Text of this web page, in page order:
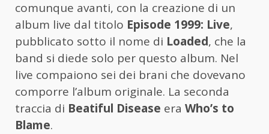
comunque avanti, con la creazione di un
album live dal titolo Episode 1999: Live,
pubblicato sotto il nome di Loaded, che la
band si diede solo per questo album. Nel
live compaiono sei dei brani che dovevano
comporre l’album originale. La seconda
traccia di Beatiful Disease era Who’s to
Blame.